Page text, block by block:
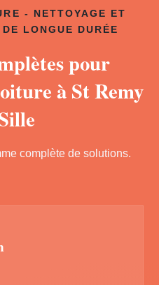
- NETTOYAGE ET
LONGUE DURÉE
pour
à St Remy
complète de solutions.